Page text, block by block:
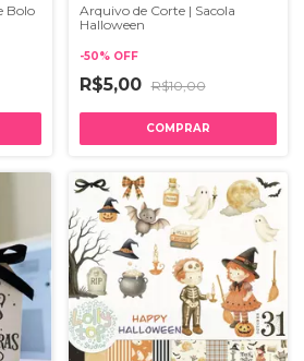
Bolo
Arquivo de Corte | Sacola
Halloween
-50% OFF
R$5,00 R$10,00